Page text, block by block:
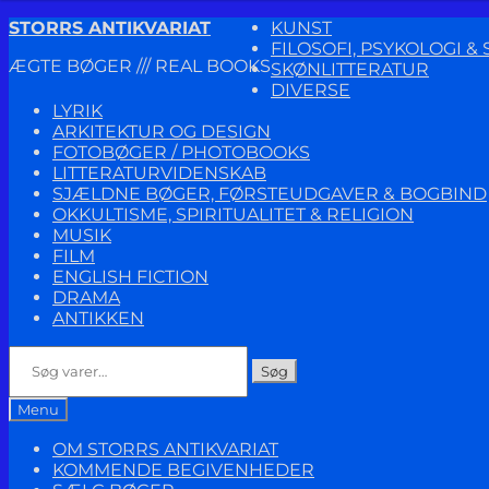
Spring
navigation
Spring
indhold
STORRS ANTIKVARIAT
ÆGTE BØGER /// REAL BOOKS
KUNST
FILOSOFI, PSYKOLOGI
SKØNLITTERATUR
DIVERSE
LYRIK
ARKITEKTUR OG DESIGN
FOTOBØGER / PHOTOBOOKS
LITTERATURVIDENSKAB
SJÆLDNE BØGER, FØRSTEUDGAVER & BOGBIND
OKKULTISME, SPIRITUALITET & RELIGION
MUSIK
FILM
ENGLISH FICTION
DRAMA
ANTIKKEN
efter:
Søg
Menu
OM STORRS ANTIKVARIAT
KOMMENDE BEGIVENHEDER